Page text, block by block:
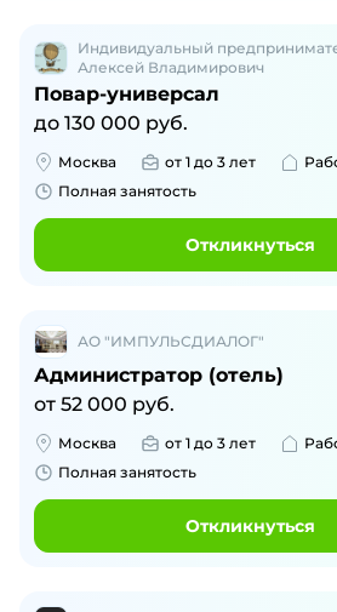
Индивидуальный
Алексей Владимирович
Повар-универсал
до 130 000 руб.
Москва от 1 до 3 лет
Полная занятость
Откликнуться
АО "ИМПУЛЬСДИАЛОГ"
Администратор (отель)
от 52 000 руб.
Москва от 1 до 3 лет
Полная занятость
Откликнуться